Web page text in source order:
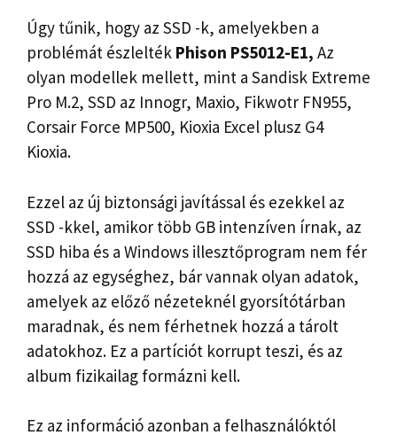
Úgy tűnik, hogy az SSD -k, amelyekben a
problémát észlelték Phison PS5012-E1, Az
olyan modellek mellett, mint a Sandisk Extreme
Pro M.2, SSD az Innogr, Maxio, Fikwotr FN955,
Corsair Force MP500, Kioxia Excel plusz G4
Kioxia.
Ezzel az új biztonsági javítással és ezekkel az
SSD -kkel, amikor több GB intenzíven írnak, az
SSD hiba és a Windows illesztőprogram nem fér
hozzá az egységhez, bár vannak olyan adatok,
amelyek az előző nézeteknél gyorsítótárban
maradnak, és nem férhetnek hozzá a tárolt
adatokhoz. Ez a partíciót korrupt teszi, és az
album fizikailag formázni kell.
Ez az információ azonban a felhasználóktól